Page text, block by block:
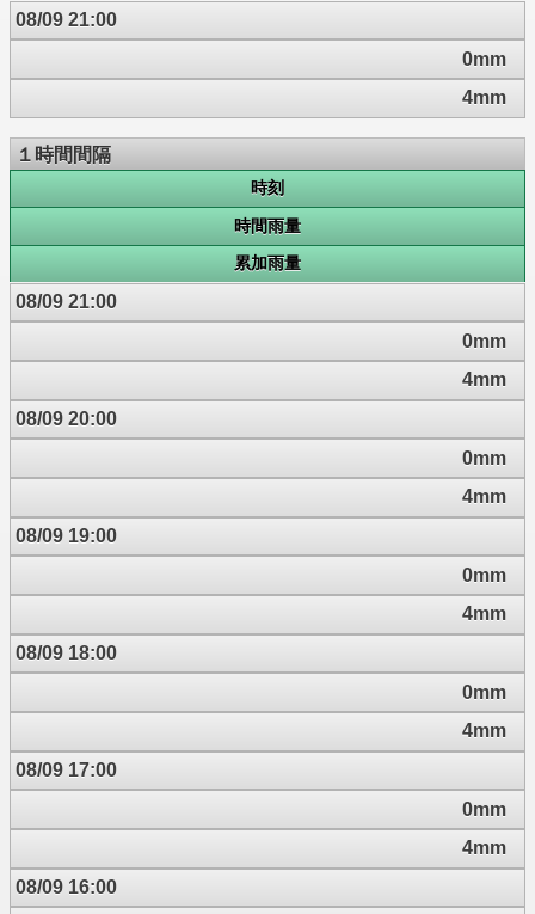
08/09 21:00
0mm
4mm
１時間間隔
時刻
時間雨量
累加雨量
08/09 21:00
0mm
4mm
08/09 20:00
0mm
4mm
08/09 19:00
0mm
4mm
08/09 18:00
0mm
4mm
08/09 17:00
0mm
4mm
08/09 16:00